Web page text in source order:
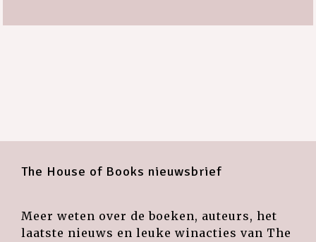
The House of Books nieuwsbrief
Meer weten over de boeken, auteurs, het
laatste nieuws en leuke winacties van The